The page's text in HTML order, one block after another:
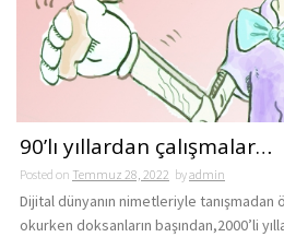
90’lı yıllardan çalışmalar…
Posted on Temmuz 28, 2022 byadmin
Dijital dünyanın nimetleriyle tanışmadan
okurken doksanların başından,2000’li